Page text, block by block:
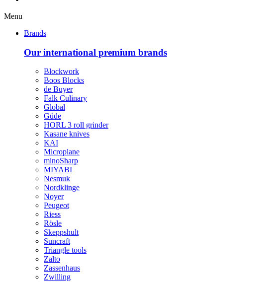
Menu
Brands
Our international premium brands
Blockwork
Boos Blocks
de Buyer
Falk Culinary
Global
Güde
HORL 3 roll grinder
Kasane knives
KAI
Microplane
minoSharp
MIYABI
Nesmuk
Nordklinge
Noyer
Peugeot
Riess
Rösle
Skeppshult
Suncraft
Triangle tools
Zalto
Zassenhaus
Zwilling